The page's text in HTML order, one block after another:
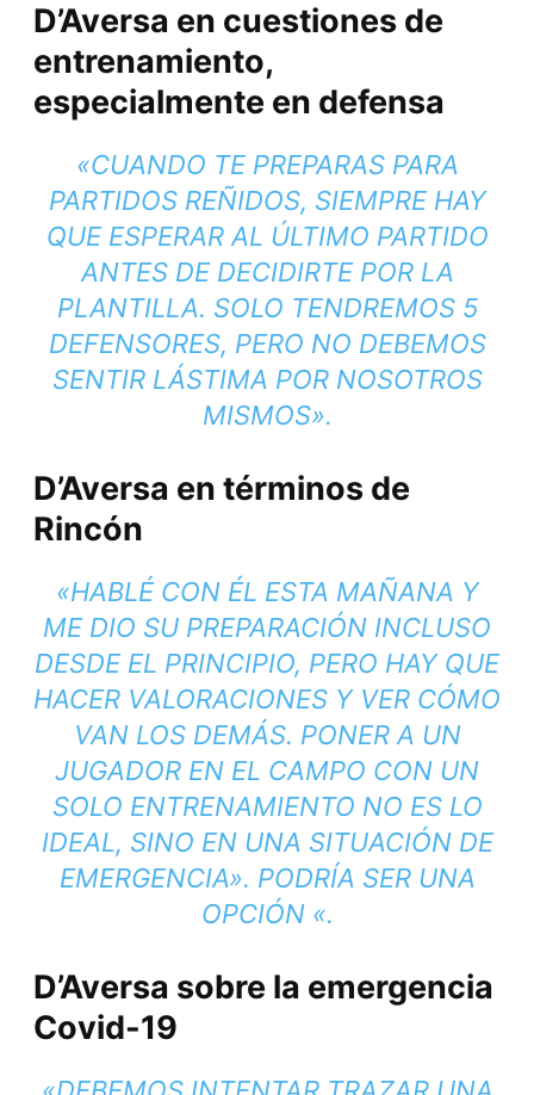
D’Aversa en cuestiones de
entrenamiento,
especialmente en defensa
«CUANDO TE PREPARAS PARA
PARTIDOS REÑIDOS, SIEMPRE HAY
QUE ESPERAR AL ÚLTIMO PARTIDO
ANTES DE DECIDIRTE POR LA
PLANTILLA. SOLO TENDREMOS 5
DEFENSORES, PERO NO DEBEMOS
SENTIR LÁSTIMA POR NOSOTROS
MISMOS».
D’Aversa en términos de
Rincón
«HABLÉ CON ÉL ESTA MAÑANA Y
ME DIO SU PREPARACIÓN INCLUSO
DESDE EL PRINCIPIO, PERO HAY QUE
HACER VALORACIONES Y VER CÓMO
VAN LOS DEMÁS. PONER A UN
JUGADOR EN EL CAMPO CON UN
SOLO ENTRENAMIENTO NO ES LO
IDEAL, SINO EN UNA SITUACIÓN DE
EMERGENCIA». PODRÍA SER UNA
OPCIÓN «.
D’Aversa sobre la emergencia
Covid-19